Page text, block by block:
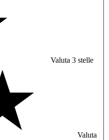
Valuta 3 stelle
Valuta